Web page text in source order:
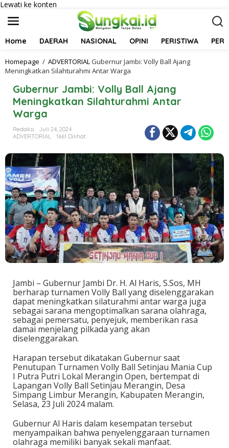
Lewati ke konten
Home DAERAH NASIONAL OPINI PERISTIWA
Homepage / ADVERTORIALGubernur Jambi: Volly Ball Ajang
Meningkatkan Silahturahmi Antar Warga
Gubernur Jambi: Volly Ball Ajang
Meningkatkan Silahturahmi Antar
Warga
Redaksi
Juli 24, 2024
ADVERTORIAL
1661 Dilihat
Jambi – Gubernur Jambi Dr. H. Al Haris, S.Sos, MH
berharap turnamen Volly Ball yang diselenggarakan
dapat meningkatkan silaturahmi antar warga juga
sebagai sarana mengoptimalkan sarana olahraga,
sebagai pemersatu, penyejuk, memberikan rasa
damai menjelang pilkada yang akan
diselenggarakan.
Harapan tersebut dikatakan Gubernur saat
Penutupan Turnamen Volly Ball Setinjau Mania Cup
I Putra Putri Lokal Merangin Open, bertempat di
Lapangan Volly Ball Setinjau Merangin, Desa
Simpang Limbur Merangin, Kabupaten Merangin,
Selasa, 23 Juli 2024 malam.
Gubernur Al Haris dalam kesempatan tersebut
menyampaikan bahwa penyelenggaraan turnamen
olahraga memiliki banyak sekali manfaat.